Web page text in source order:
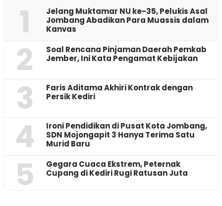
1
Jelang Muktamar NU ke-35, Pelukis Asal
Jombang Abadikan Para Muassis dalam
Kanvas
2
‎Soal Rencana Pinjaman Daerah Pemkab
Jember, Ini Kata Pengamat Kebijakan ‎
3
Faris Aditama Akhiri Kontrak dengan
Persik Kediri
4
Ironi Pendidikan di Pusat Kota Jombang,
SDN Mojongapit 3 Hanya Terima Satu
Murid Baru
5
‎Gegara Cuaca Ekstrem, Peternak
Cupang di Kediri Rugi Ratusan Juta